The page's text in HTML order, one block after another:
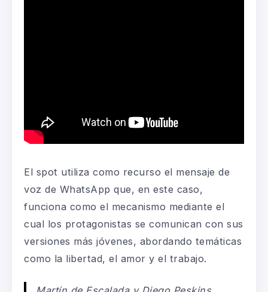
El spot utiliza como recurso el mensaje de
voz de WhatsApp que, en este caso,
funciona como el mecanismo mediante el
cual los protagonistas se comunican con sus
versiones más jóvenes, abordando temáticas
como la libertad, el amor y el trabajo.